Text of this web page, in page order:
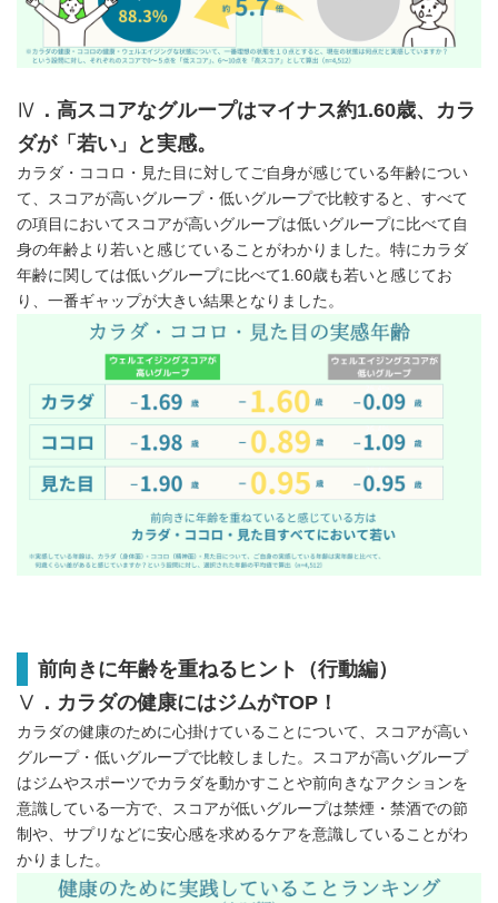
Ⅳ ．高スコアなグループはマイナス約1.60歳、カラ
ダが「若い」と実感。
カラダ・ココロ・見た目に対してご自身が感じている年齢につい
て、スコアが高いグループ・低いグループで比較すると、すべて
の項目においてスコアが高いグループは低いグループに比べて自
身の年齢より若いと感じていることがわかりました。特にカラダ
年齢に関しては低いグループに比べて1.60歳も若いと感じてお
り、一番ギャップが大きい結果となりました。
前向きに年齢を重ねるヒント（行動編）
Ⅴ ．カラダの健康にはジムがTOP ！
カラダの健康のために心掛けていることについて、スコアが高い
グループ・低いグループで比較しました。スコアが高いグループ
はジムやスポーツでカラダを動かすことや前向きなアクションを
意識している一方で、スコアが低いグループは禁煙・禁酒での節
制や、サプリなどに安心感を求めるケアを意識していることがわ
かりました。